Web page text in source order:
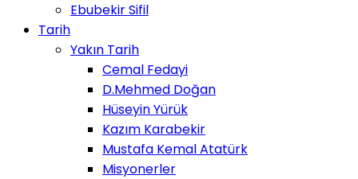
Ebubekir Sifil
Tarih
Yakın Tarih
Cemal Fedayi
D.Mehmed Doğan
Hüseyin Yürük
Kazım Karabekir
Mustafa Kemal Atatürk
Misyonerler